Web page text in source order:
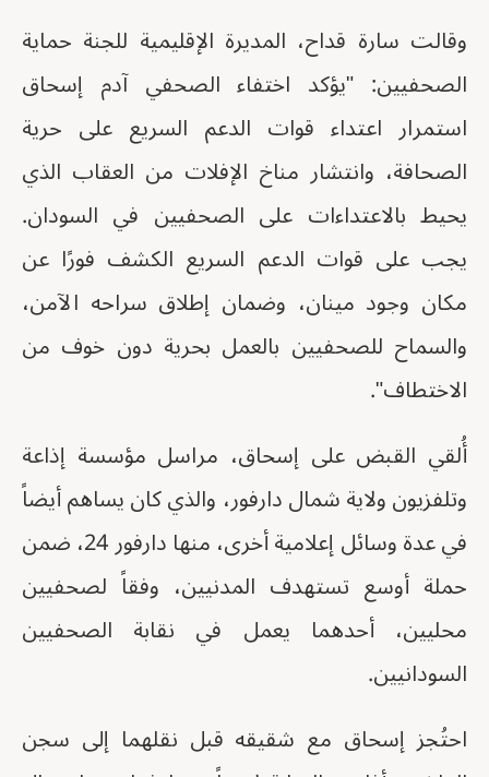
وقالت سارة قداح، المديرة الإقليمية للجنة حماية
الصحفيين: "يؤكد اختفاء الصحفي آدم إسحاق
استمرار اعتداء قوات الدعم السريع على حرية
الصحافة، وانتشار مناخ الإفلات من العقاب الذي
يحيط بالاعتداءات على الصحفيين في السودان.
يجب على قوات الدعم السريع الكشف فورًا عن
مكان وجود مينان، وضمان إطلاق سراحه الآمن،
والسماح للصحفيين بالعمل بحرية دون خوف من
الاختطاف".
أُلقي القبض على إسحاق، مراسل مؤسسة إذاعة
وتلفزيون ولاية شمال دارفور، والذي كان يساهم أيضاً
في عدة وسائل إعلامية أخرى، منها دارفور 24، ضمن
حملة أوسع تستهدف المدنيين، وفقاً لصحفيين
محليين، أحدهما يعمل في نقابة الصحفيين
السودانيين.
احتُجز إسحاق مع شقيقه قبل نقلهما إلى سجن